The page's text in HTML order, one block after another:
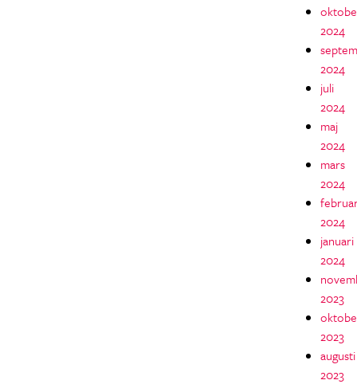
2024
2024
juli
2024
maj
2024
mars
2024
2024
januari
2024
2023
2023
augusti
2023